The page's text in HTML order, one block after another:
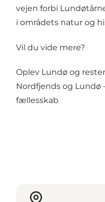
vejen forbi
i områdets natur og
Vil du vide mere?
Oplev Lundø og
Nordfjends og Lundø
fællesskab